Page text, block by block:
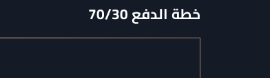
خطة الدفع70/30